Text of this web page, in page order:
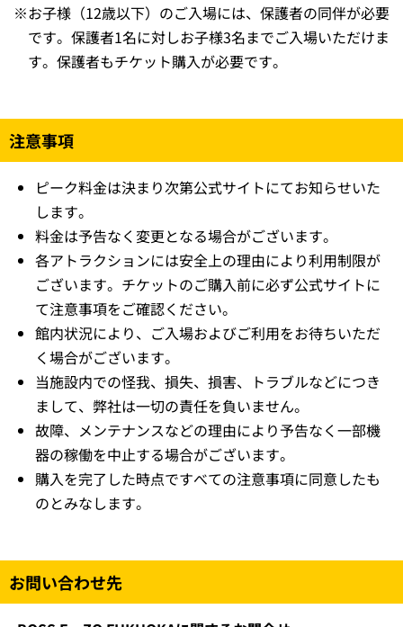
※お子様（12歳以下）のご入場には、保護者の同伴が必要
です。保護者1名に対しお子様3名までご入場いただけま
す。保護者もチケット購入が必要です。
注意事項
ピーク料金は決まり次第公式サイトにてお知らせいた
します。
料金は予告なく変更となる場合がございます。
各アトラクションには安全上の理由により利用制限が
ございます。チケットのご購入前に必ず公式サイトに
て注意事項をご確認ください。
館内状況により、ご入場およびご利用をお待ちいただ
く場合がございます。
当施設内での怪我、損失、損害、トラブルなどにつき
まして、弊社は一切の責任を負いません。
故障、メンテナンスなどの理由により予告なく一部機
器の稼働を中止する場合がございます。
購入を完了した時点ですべての注意事項に同意したも
のとみなします。
お問い合わせ先